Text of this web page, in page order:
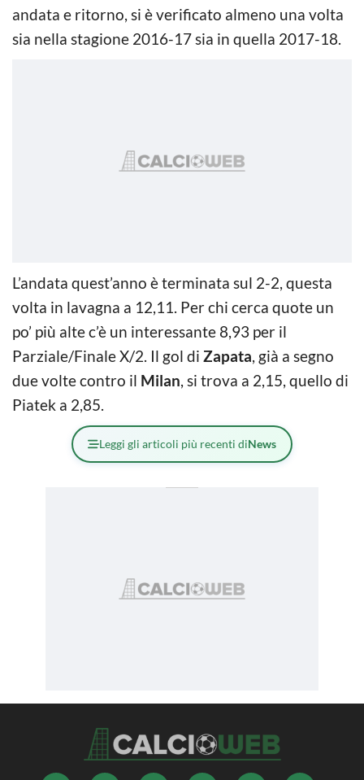
andata e ritorno, si è verificato almeno una volta
sia nella stagione 2016-17 sia in quella 2017-18.
L’andata quest’anno è terminata sul 2-2, questa
volta in lavagna a 12,11. Per chi cerca quote un
po’ più alte c’è un interessante 8,93 per il
Parziale/Finale X/2. Il gol di Zapata, già a segno
due volte contro il Milan, si trova a 2,15, quello di
Piatek a 2,85.
Leggi gli articoli più recenti diNews